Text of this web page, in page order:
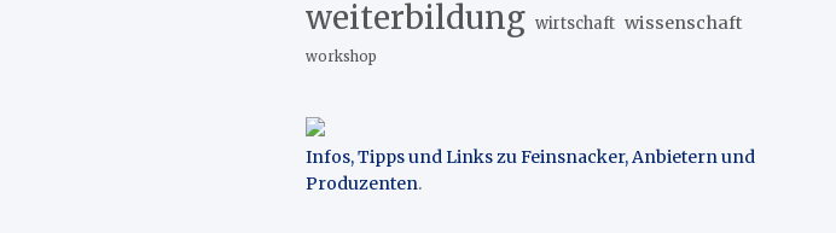
weiterbildung wirtschaft wissenschaft
workshop
Infos, Tipps und Links zu Feinsnacker, Anbietern und
Produzenten.